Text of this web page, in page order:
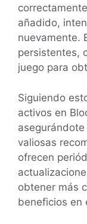
añadido,
nuevamente.
persistentes,
juego para
Siguiendo
activos en
valiosas
ofrecen
obtener más
beneficios en